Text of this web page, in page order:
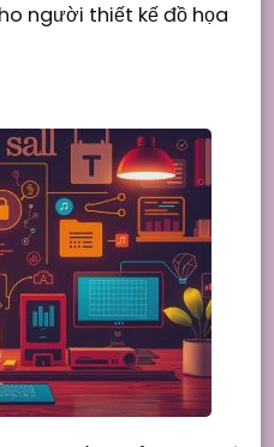
người thiết kế đồ họa